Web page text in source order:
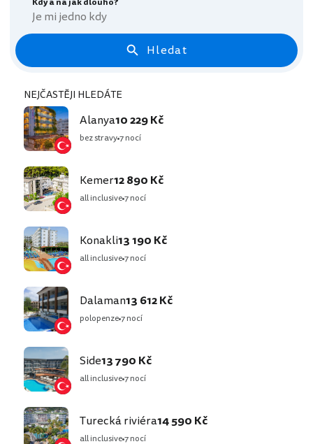
Kdy a na jak dlouho?
Je mi jedno kdy
Hledat
NEJČASTĚJI HLEDÁTE
Alanya10 229 Kč
bez stravy7 nocí
Kemer12 890 Kč
all inclusive7 nocí
Konakli13 190 Kč
all inclusive7 nocí
Dalaman13 612 Kč
polopenze7 nocí
Side13 790 Kč
all inclusive7 nocí
Turecká riviéra14 590 Kč
all inclusive7 nocí